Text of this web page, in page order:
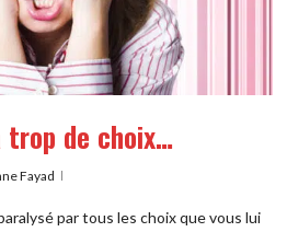
trop de choix…
Fayad
par tous les choix que vous lui